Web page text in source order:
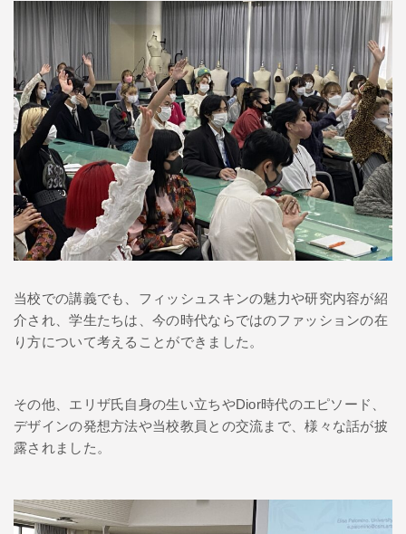
当校での講義でも、フィッシュスキンの魅力や研究内容が紹
介され、学生たちは、今の時代ならではのファッションの在
り方について考えることができました。
その他、エリザ氏自身の生い立ちやDior時代のエピソード、
デザインの発想方法や当校教員との交流まで、様々な話が披
露されました。